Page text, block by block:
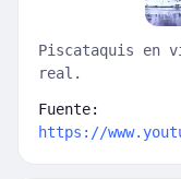
Piscataquis en
real.
Fuente:
https://